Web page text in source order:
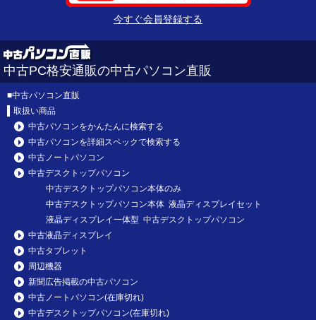
今すぐ会員登録する
中古PC格安通販の中古パソコン直販
■中古パソコン直販
取扱い商品
中古パソコンをかんたんに検索する
中古パソコンを詳細スペックで検索する
中古ノートパソコン
中古デスクトップパソコン
中古デスクトップパソコン本体のみ
中古デスクトップパソコン本体 液晶ディスプレイセット
液晶ディスプレイ一体型 中古デスクトップパソコン
中古液晶ディスプレイ
中古タブレット
周辺機器
新聞広告掲載の中古パソコン
中古ノートパソコン(在庫切れ)
中古デスクトップパソコン(在庫切れ)